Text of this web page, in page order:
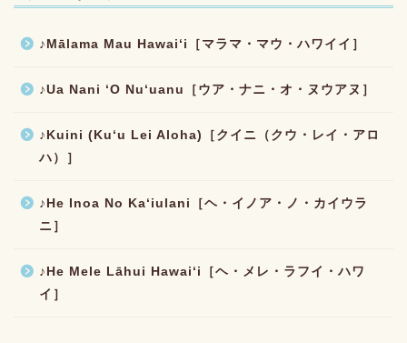
♪Mālama Mau Hawaiʻi［マラマ・マウ・ハワイイ］
♪Ua Nani ʻO Nuʻuanu［ウア・ナニ・オ・ヌウアヌ］
♪Kuini (Kuʻu Lei Aloha)［クイニ（クウ・レイ・アロ
ハ）］
♪He Inoa No Kaʻiulani［ヘ・イノア・ノ・カイウラ
ニ］
♪He Mele Lāhui Hawaiʻi［ヘ・メレ・ラフイ・ハワ
イ］